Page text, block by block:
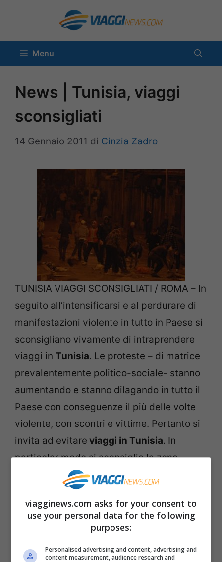
contenuto
Menu
News | Tunisia, viaggi
sconsigliati
14 Gennaio 2011 di Cinzia Zadro
TUNISIA VIAGGI SCONSIGLIATI / ROMA – In
seguito all’intensificarsi e al perdurare di
manifestazioni violente in tutto in Paese si
sconsigliano vivamente di intraprendere
viaggi in Tunisia. Le proteste – di matrice
prevalentemente politico-sociale- stanno
aumentando e stanno dilagando in tutto il
Paese con conseguenze il più delle volte
violente, con scontri e vittime. Pertanto si
invita ad evitare viaggi in Tunisia. In
particolar modo si sconsiglia la zona
occidentale e centrale del Paese, altresì si
sconsiglia di intraprendere viaggi nel sud,
anche nelle rinomate località di Tozeur,
Kebili, l’area del Chott-el-Jerid, Douz.
recentemente teatro di violenti scontri in
viagginews.com asks for your consent to
use your personal data for the following
purposes:
Personalised advertising and content, advertising and
content measurement, audience research and